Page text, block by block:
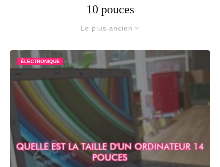
10 pouces
Le plus ancien
ÉLECTRONIQUE